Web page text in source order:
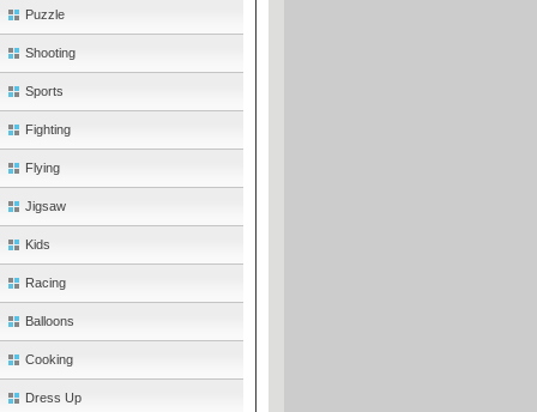
Puzzle
Shooting
Sports
Fighting
Flying
Jigsaw
Kids
Racing
Balloons
Cooking
Dress Up